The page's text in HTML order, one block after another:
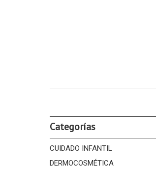
Categorías
CUIDADO INFANTIL
DERMOCOSMÉTICA